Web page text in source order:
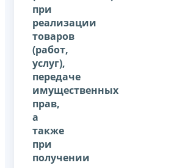
при
реализации
товаров
(работ,
услуг),
передаче
имущественных
прав,
а
также
при
получении